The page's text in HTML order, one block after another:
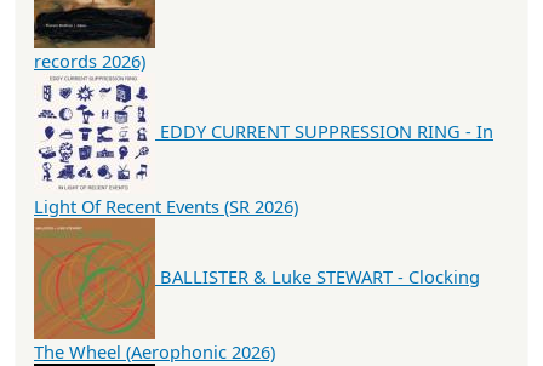
records 2026)
EDDY CURRENT SUPPRESSION RING - In
Light Of Recent Events (SR 2026)
BALLISTER & Luke STEWART - Clocking
The Wheel (Aerophonic 2026)